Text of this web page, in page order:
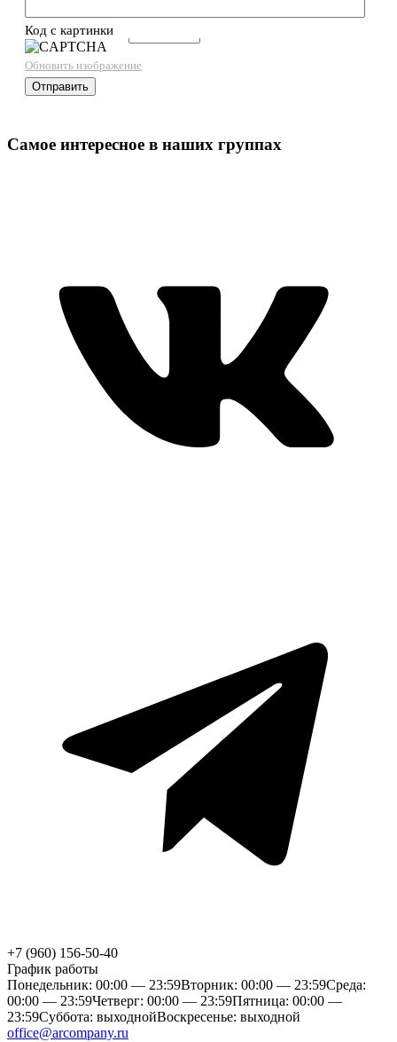
Код с картинки→
Обновить изображение
Самое интересное в наших группах
+7 (960) 156-50-40
График работы
Понедельник: 00:00 — 23:59Вторник: 00:00 — 23:59Среда:
00:00 — 23:59Четверг: 00:00 — 23:59Пятница: 00:00 —
23:59Суббота: выходнойВоскресенье: выходной
office@arcompany.ru